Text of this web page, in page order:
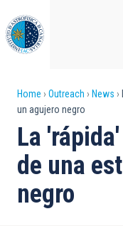
to
main
content
Breadcrumb
Home Outreach News
un agujero negro
La
de una
negro